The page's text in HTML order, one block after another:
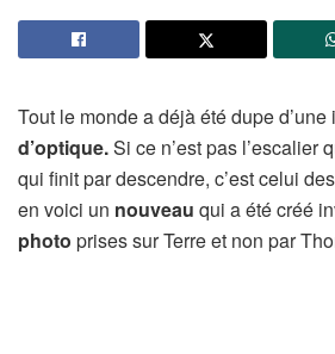
Tout le monde a déjà été dupe d’une
d’optique.Si ce n’est pas l’escalier
qui finit par descendre, c’est celui
en voici un nouveau qui a été créé
photo prises sur Terre et non par